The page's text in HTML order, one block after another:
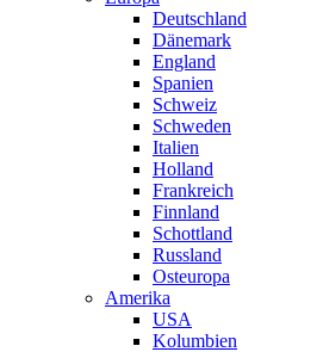
Deutschland
Dänemark
England
Spanien
Schweiz
Schweden
Italien
Holland
Frankreich
Finnland
Schottland
Russland
Osteuropa
Amerika
USA
Kolumbien